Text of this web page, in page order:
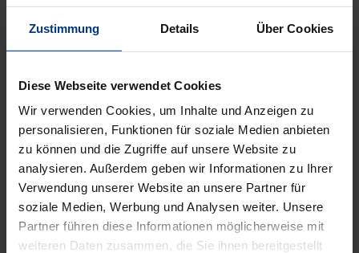
Zustimmung Details Über Cookies
Diese Webseite verwendet Cookies
Wir verwenden Cookies, um Inhalte und Anzeigen zu
personalisieren, Funktionen für soziale Medien anbieten
zu können und die Zugriffe auf unsere Website zu
analysieren. Außerdem geben wir Informationen zu Ihrer
Verwendung unserer Website an unsere Partner für
soziale Medien, Werbung und Analysen weiter. Unsere
Partner führen diese Informationen möglicherweise mit
weiteren Daten zusammen, die Sie ihnen bereitgestellt
Bibliographical data
1
978-3-89913-382-0
Subtitle
Ein ethischer Grundbegriff und seine
theologische, rechtliche und sozialgeschichtliche
Dimension